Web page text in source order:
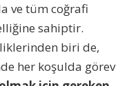
ve tüm coğrafi
sahiptir.
biri de,
her koşulda görev